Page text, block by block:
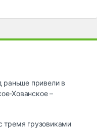
раньше привели в
Хованское –
тремя грузовиками